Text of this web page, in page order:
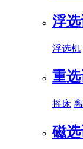
浮
浮选机
重
摇床
磁